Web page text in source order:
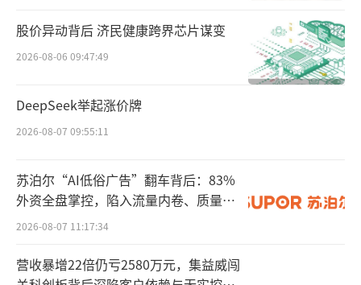
方案是参与各类临床试验。这足可以说明PTCL
领域长期没有太好的解决方案。
如今，戈利昔替尼的获批上市，填补了全
球PTCL的治疗空白。
股价异动背后 济民健康跨界芯片谋变
2026-08-06 09:47:49
DeepSeek举起涨价牌
2026-08-07 09:55:11
苏泊尔“AI低俗广告”翻车背后：83%
外资全盘掌控，陷入流量内卷、质量频
发的负循环
2026-08-07 11:17:34
营收暴增22倍仍亏2580万元，集益威闯